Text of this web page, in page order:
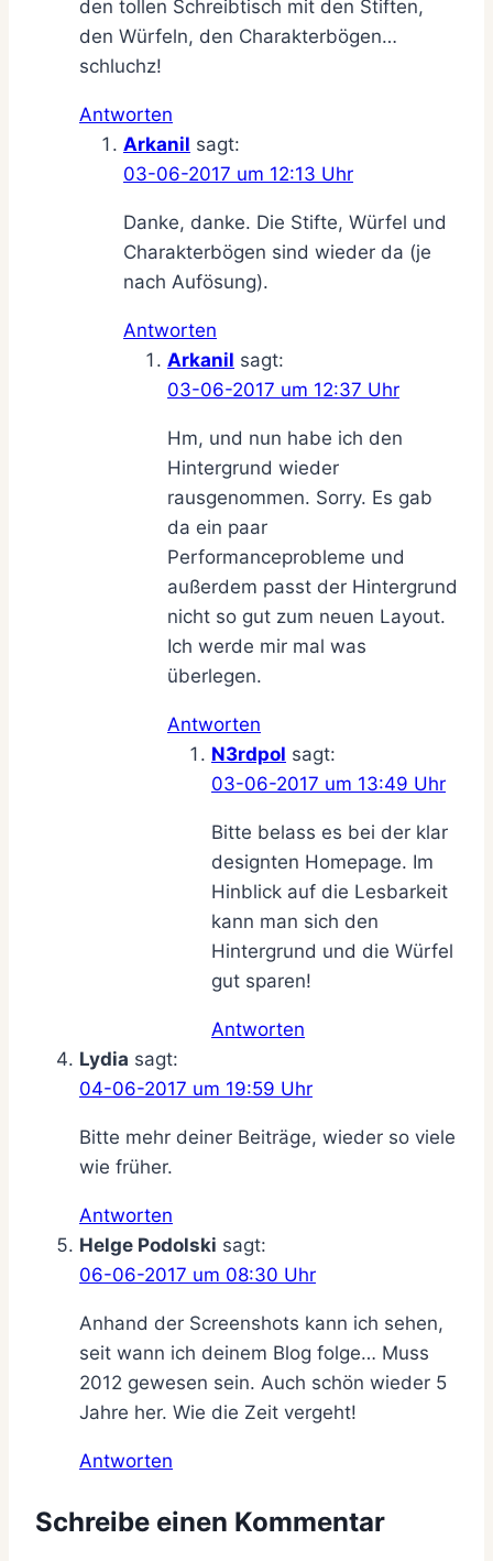
den tollen Schreibtisch mit den Stiften,
den Würfeln, den Charakterbögen…
schluchz!
Antworten
Arkanil sagt:
03-06-2017 um 12:13 Uhr
Danke, danke. Die Stifte, Würfel und
Charakterbögen sind wieder da (je
nach Aufösung).
Antworten
Arkanil sagt:
03-06-2017 um 12:37 Uhr
Hm, und nun habe ich den
Hintergrund wieder
rausgenommen. Sorry. Es gab
da ein paar
Performanceprobleme und
außerdem passt der Hintergrund
nicht so gut zum neuen Layout.
Ich werde mir mal was
überlegen.
Antworten
N3rdpol sagt:
03-06-2017 um 13:49 Uhr
Bitte belass es bei der klar
designten Homepage. Im
Hinblick auf die Lesbarkeit
kann man sich den
Hintergrund und die Würfel
gut sparen!
Antworten
Lydia sagt:
04-06-2017 um 19:59 Uhr
Bitte mehr deiner Beiträge, wieder so viele
wie früher.
Antworten
Helge Podolski sagt:
06-06-2017 um 08:30 Uhr
Anhand der Screenshots kann ich sehen,
seit wann ich deinem Blog folge… Muss
2012 gewesen sein. Auch schön wieder 5
Jahre her. Wie die Zeit vergeht!
Antworten
Schreibe einen Kommentar